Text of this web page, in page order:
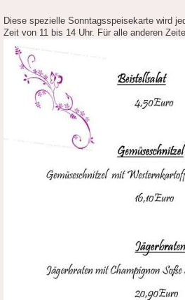
Diese spezielle Sonntagsspeisekarte wird
Zeit von 11 bis 14 Uhr. Für alle anderen